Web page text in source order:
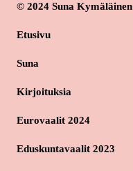
© 2024 Suna Kymäläinen
Etusivu
Suna
Kirjoituksia
Eurovaalit 2024
Eduskuntavaalit 2023